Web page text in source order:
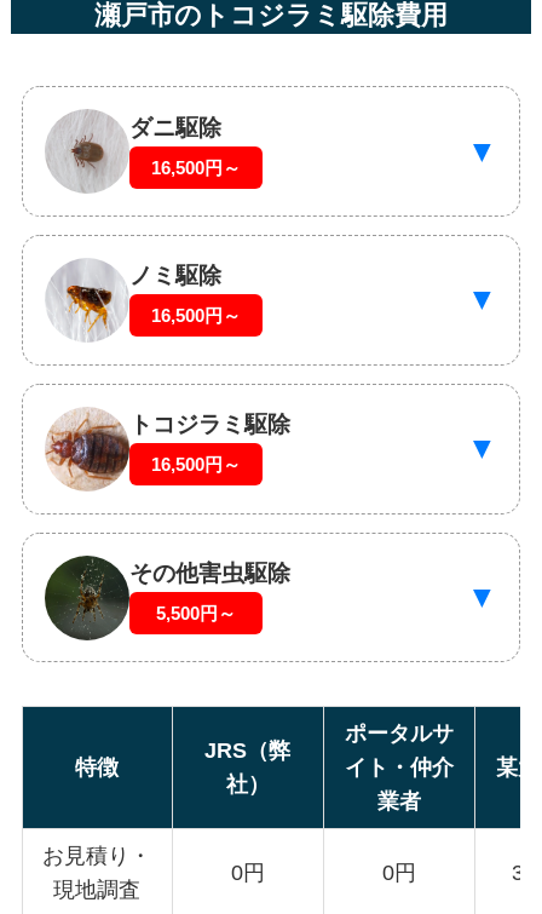
瀬戸市のトコジラミ駆除費用
ダニ駆除
16,500円～ ▼
ノミ駆除
16,500円～ ▼
トコジラミ駆除
16,500円～ ▼
その他害虫駆除
5,500円～ ▼
特徴
JRS（弊
社）
ポータルサ
イト・仲介
業者
某
お見積り・
現地調査
0円 0円